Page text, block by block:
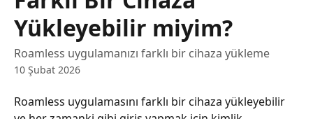
Yükleyebilir miyim?
Roamless uygulamanızı farklı bir cihaza yükleme
10 Şubat 2026
Roamless uygulamasını farklı bir cihaza yükleyebilir